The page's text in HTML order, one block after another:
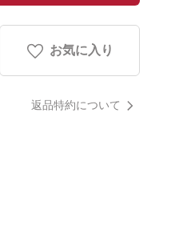
お気に入り
返品特約について